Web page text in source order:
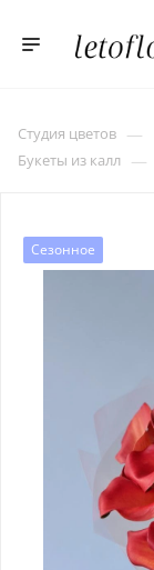
Студия цветов —
Букеты из калл —
Сезонное